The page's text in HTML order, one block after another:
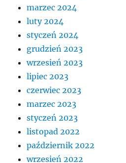
marzec 2024
luty 2024
styczeń 2024
grudzień 2023
wrzesień 2023
lipiec 2023
czerwiec 2023
marzec 2023
styczeń 2023
listopad 2022
październik 2022
wrzesień 2022